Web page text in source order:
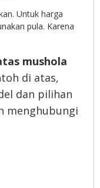
Untuk harga
pula. Karena
mushola
di atas,
dan pilihan
menghubungi